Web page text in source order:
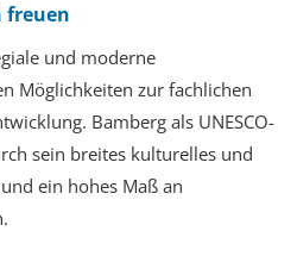
freuen
und moderne
Möglichkeiten zur fachlichen
Bamberg als UNESCO-
sein breites kulturelles und
ein hohes Maß an